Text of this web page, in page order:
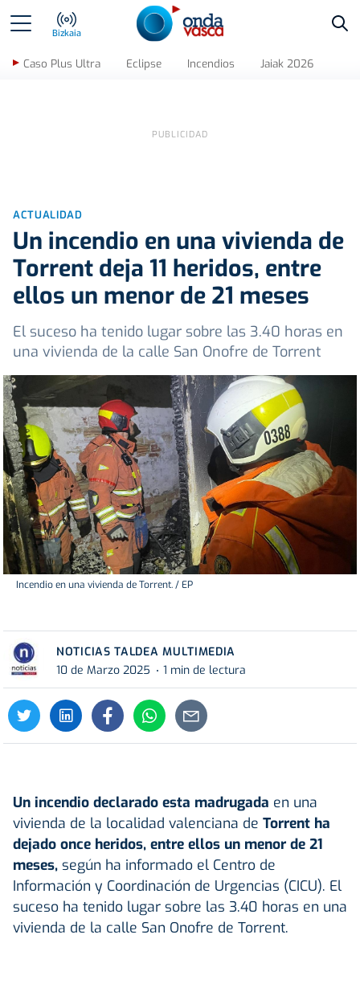
Bizkaia
Caso Plus Ultra Eclipse Incendios Jaiak 2026
ACTUALIDAD
Un incendio en una vivienda de
Torrent deja 11 heridos, entre
ellos un menor de 21 meses
El suceso ha tenido lugar sobre las 3.40 horas en
una vivienda de la calle San Onofre de Torrent
Incendio en una vivienda de Torrent. / EP
NOTICIAS TALDEA MULTIMEDIA
10 de Marzo 2025
1 min de lectura
Un incendio declarado esta madrugada en una
vivienda de la localidad valenciana de Torrent ha
dejado once heridos, entre ellos un menor de 21
meses, según ha informado el Centro de
Información y Coordinación de Urgencias (CICU). El
suceso ha tenido lugar sobre las 3.40 horas en una
vivienda de la calle San Onofre de Torrent.